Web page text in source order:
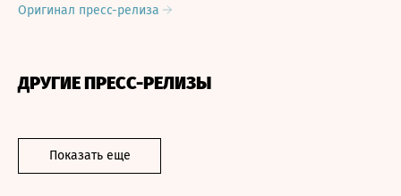
Оригинал пресс-релиза
ДРУГИЕ ПРЕСС-РЕЛИЗЫ
Показать еще